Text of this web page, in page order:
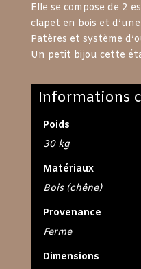
Elle se compose de 2
clapet en bois et
Patères et système
Un petit bijou cette
Informations
Poids
30 kg
Matériaux
Bois (chêne)
Provenance
Ferme
Dimensions